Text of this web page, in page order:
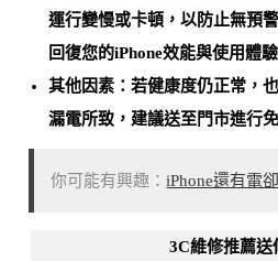
運行變慢或卡頓，以防止無預
回復您的iPhone效能與使用體驗
其他因素：若健康度仍正常，
漏電所致 ，建議送至門市進行
你可能有興趣：iPhone還有電
3C維修推薦送